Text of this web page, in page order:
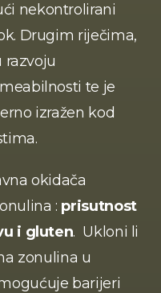
nekontrolirani
Drugim riječima,
te je
izražen kod
okidača
: prisutnost
i gluten.  Ukloni li
zonulina u
barijeri